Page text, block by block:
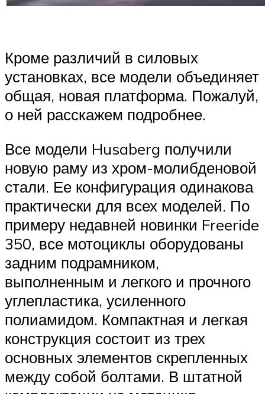
Кроме различий в силовых
установках, все модели объединяет
общая, новая платформа. Пожалуй,
о ней расскажем подробнее.
Все модели Husaberg получили
новую раму из хром-молибденовой
стали. Ее конфигурация одинакова
практически для всех моделей. По
примеру недавней новинки Freeride
350, все мотоциклы оборудованы
задним подрамником,
выполненным и легкого и прочного
углепластика, усиленного
полиамидом. Компактная и легкая
конструкция состоит из трех
основных элементов скрепленных
между собой болтами. В штатной